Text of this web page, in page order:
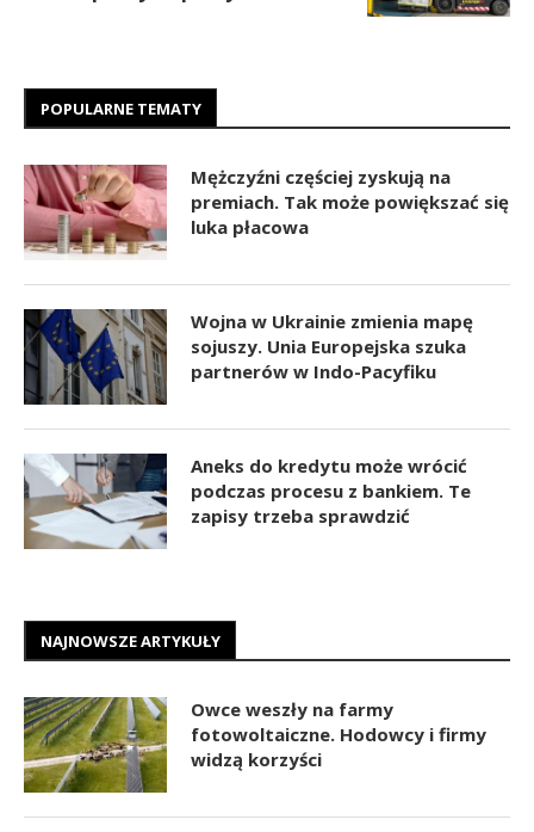
POPULARNE TEMATY
Mężczyźni częściej zyskują na
premiach. Tak może powiększać się
luka płacowa
Wojna w Ukrainie zmienia mapę
sojuszy. Unia Europejska szuka
partnerów w Indo-Pacyfiku
Aneks do kredytu może wrócić
podczas procesu z bankiem. Te
zapisy trzeba sprawdzić
NAJNOWSZE ARTYKUŁY
Owce weszły na farmy
fotowoltaiczne. Hodowcy i firmy
widzą korzyści